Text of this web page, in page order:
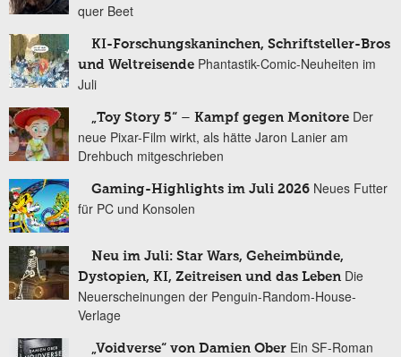
quer Beet
KI-Forschungskaninchen, Schriftsteller-Bros
und Weltreisende Phantastik-Comic-Neuheiten im
Juli
„Toy Story 5“ – Kampf gegen Monitore Der
neue Pixar-Film wirkt, als hätte Jaron Lanier am
Drehbuch mitgeschrieben
Gaming-Highlights im Juli 2026 Neues Futter
für PC und Konsolen
Neu im Juli: Star Wars, Geheimbünde,
Dystopien, KI, Zeitreisen und das Leben Die
Neuerscheinungen der Penguin-Random-House-
Verlage
„Voidverse“ von Damien Ober Ein SF-Roman